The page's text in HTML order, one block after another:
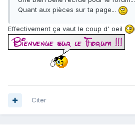
Quant aux pièces sur ta page...
Effectivement ça vaut le coup d' oeil
Citer